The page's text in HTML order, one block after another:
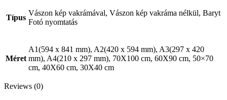
Típus
Vászon kép vakrámával, Vászon kép vakráma nélkül, Baryt
Fotó nyomtatás
Méret
A1(594 x 841 mm), A2(420 x 594 mm), A3(297 x 420
mm), A4(210 x 297 mm), 70X100 cm, 60X90 cm, 50×70
cm, 40X60 cm, 30X40 cm
Reviews (0)